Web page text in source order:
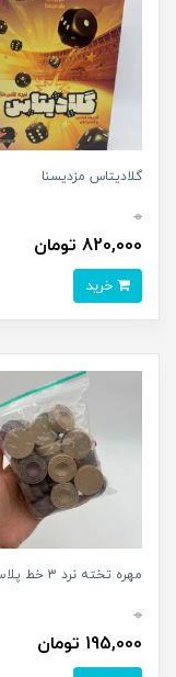
گلادیتاس مزدیسنا
0
820,000 تومان
مهره تخته نرد 3 خط پلاستیکی
0
195,000 تومان